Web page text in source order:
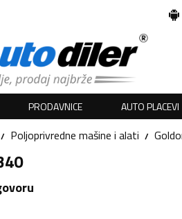
PRODAVNICE AUTO PLACEVI
Poljoprivredne mašine i alati